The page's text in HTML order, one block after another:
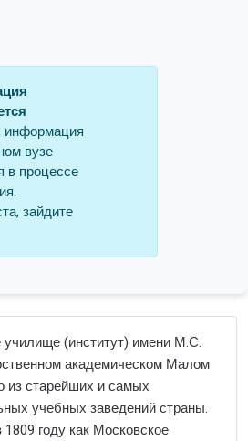
информация
вузе
в процессе
зайдите
(институт) имени М.С.
академическом Малом
из старейших и самых
учебных заведений страны.
году как Московское